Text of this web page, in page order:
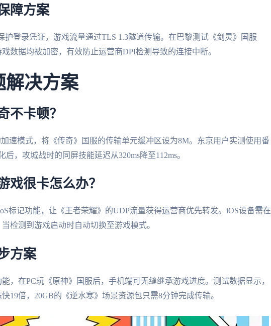
障方案
护登录凭证，游戏流量通过TLS 1.3隧道传输。在巴黎测试《剑灵》国服
数据均被加密，有效防止运营商DPI检测导致的连接中断。
解决方案
不卡顿？
速模式，将《传奇》国服的传输单元缓冲区设为8M。东京用户实测使用番
，攻城战时的同屏技能延迟从320ms降至112ms。
戏很卡怎么办？
标记功能，让《王者荣耀》的UDP流量获得运营商优先转发。iOS设备需在
检测到游戏启动时自动切换至游戏模式。
方案
，在PC玩《原神》国服后，手机端可无缝继承游戏进度。测试数据显示，
19倍，20GB的《逆水寒》场景资源包只需8分钟完成传输。